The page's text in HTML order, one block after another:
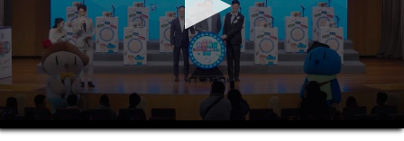
0
seconds